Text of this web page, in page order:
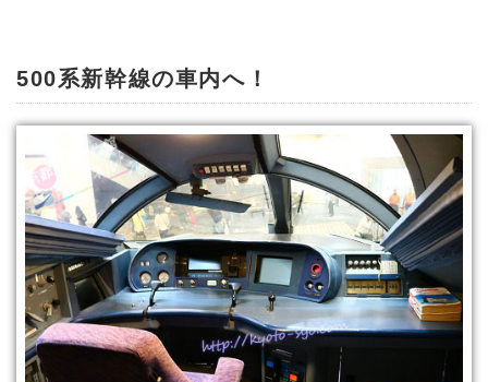
500系新幹線の車内へ！